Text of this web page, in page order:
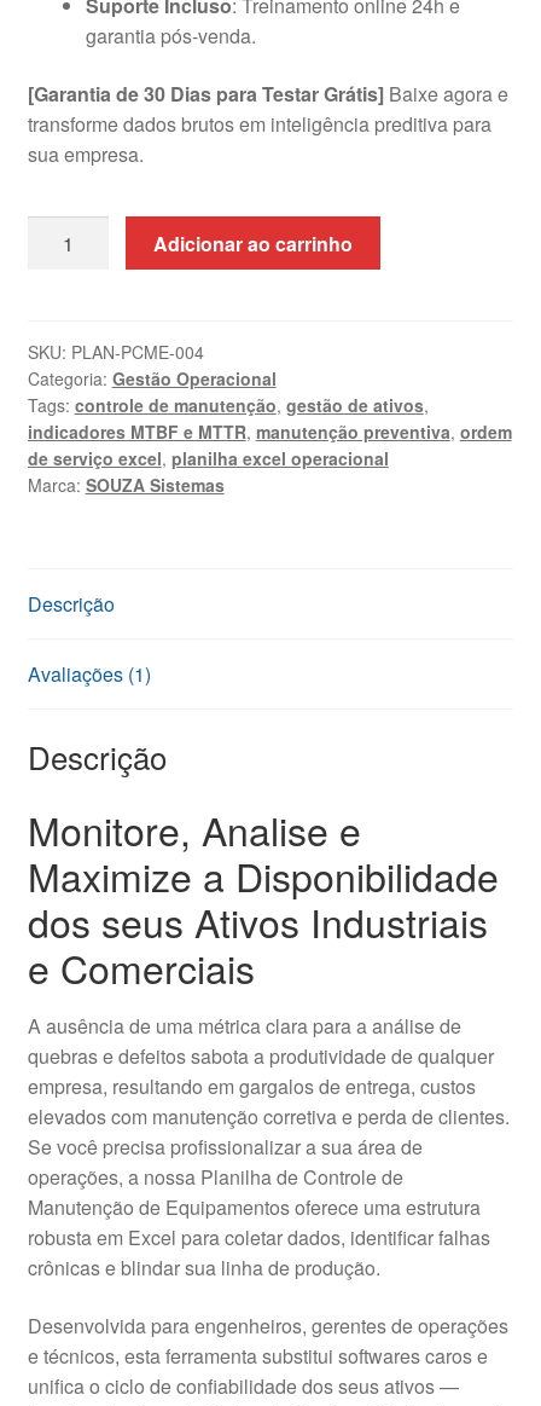
Suporte Incluso: Treinamento online 24h e
garantia pós-venda.
[Garantia de 30 Dias para Testar Grátis] Baixe agora e
transforme dados brutos em inteligência preditiva para
sua empresa.
Manutenção
de
Equipamentos
|
Excel
quantidade
Adicionar ao carrinho
SKU: PLAN-PCME-004
Categoria: Gestão Operacional
Tags: controle de manutenção, gestão de ativos,
indicadores MTBF e MTTR, manutenção preventiva, ordem
de serviço excel, planilha excel operacional
Marca: SOUZA Sistemas
Descrição
Avaliações (1)
Descrição
Monitore, Analise e
Maximize a Disponibilidade
dos seus Ativos Industriais
e Comerciais
A ausência de uma métrica clara para a análise de
quebras e defeitos sabota a produtividade de qualquer
empresa, resultando em gargalos de entrega, custos
elevados com manutenção corretiva e perda de clientes.
Se você precisa profissionalizar a sua área de
operações, a nossa Planilha de Controle de
Manutenção de Equipamentos oferece uma estrutura
robusta em Excel para coletar dados, identificar falhas
crônicas e blindar sua linha de produção.
Desenvolvida para engenheiros, gerentes de operações
e técnicos, esta ferramenta substitui softwares caros e
unifica o ciclo de confiabilidade dos seus ativos —